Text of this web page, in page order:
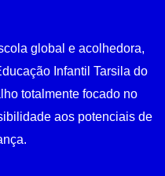
global e acolhedora,
Infantil Tarsila do
totalmente focado no
aos potenciais de